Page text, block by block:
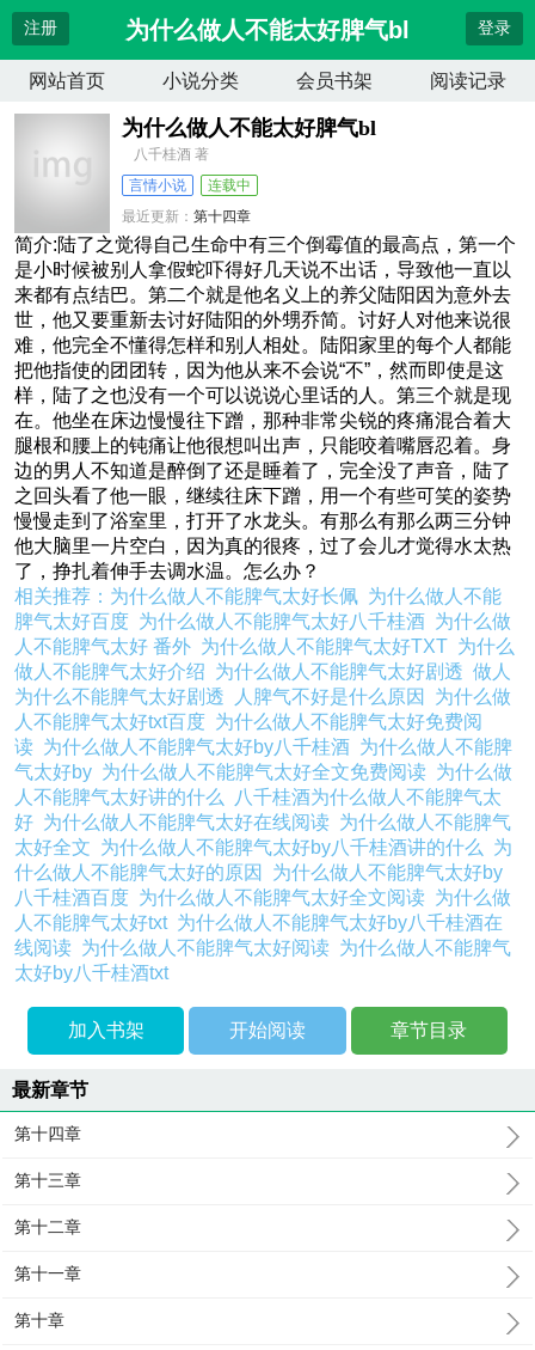
注册 为什么做人不能太好脾气bl 登录
网站首页 小说分类 会员书架 阅读记录
为什么做人不能太好脾气bl
八千桂酒 著
言情小说
连载中
最近更新：第十四章
更新时间：2025-07-24 21:07:34
简介:陆了之觉得自己生命中有三个倒霉值的最高点，第一个
是小时候被别人拿假蛇吓得好几天说不出话，导致他一直以
来都有点结巴。第二个就是他名义上的养父陆阳因为意外去
世，他又要重新去讨好陆阳的外甥乔简。讨好人对他来说很
难，他完全不懂得怎样和别人相处。陆阳家里的每个人都能
把他指使的团团转，因为他从来不会说“不”，然而即使是这
样，陆了之也没有一个可以说说心里话的人。第三个就是现
在。他坐在床边慢慢往下蹭，那种非常尖锐的疼痛混合着大
腿根和腰上的钝痛让他很想叫出声，只能咬着嘴唇忍着。身
边的男人不知道是醉倒了还是睡着了，完全没了声音，陆了
之回头看了他一眼，继续往床下蹭，用一个有些可笑的姿势
慢慢走到了浴室里，打开了水龙头。有那么有那么两三分钟
他大脑里一片空白，因为真的很疼，过了会儿才觉得水太热
了，挣扎着伸手去调水温。怎么办？
相关推荐： 为什么做人不能脾气太好长佩 为什么做人不能
脾气太好百度 为什么做人不能脾气太好八千桂酒 为什么做
人不能脾气太好 番外 为什么做人不能脾气太好TXT 为什么
做人不能脾气太好介绍 为什么做人不能脾气太好剧透做人
为什么不能脾气太好剧透
人脾气不好是什么原因 为什么做
人不能脾气太好txt百度 为什么做人不能脾气太好免费阅
读 为什么做人不能脾气太好by八千桂酒 为什么做人不能脾
气太好by 为什么做人不能脾气太好全文免费阅读 为什么做
人不能脾气太好讲的什么
八千桂酒为什么做人不能脾气太
好 为什么做人不能脾气太好在线阅读 为什么做人不能脾气
太好全文 为什么做人不能脾气太好by八千桂酒讲的什么 为
什么做人不能脾气太好的原因 为什么做人不能脾气太好by
八千桂酒百度 为什么做人不能脾气太好全文阅读 为什么做
人不能脾气太好txt 为什么做人不能脾气太好by八千桂酒在
线阅读 为什么做人不能脾气太好阅读 为什么做人不能脾气
太好by八千桂酒txt
加入书架 开始阅读 章节目录
最新章节
第十四章
第十三章
第十二章
第十一章
第十章